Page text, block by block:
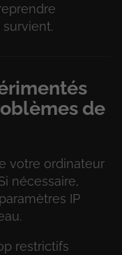
de
votre ordinateur
nécessaire,
IP
restrictifs